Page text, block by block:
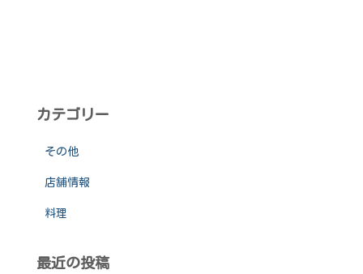
カテゴリー
その他
店舗情報
料理
最近の投稿